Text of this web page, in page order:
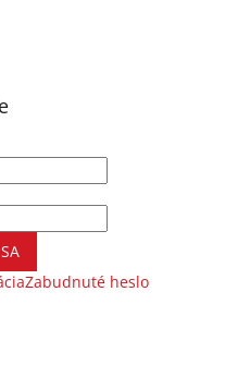
Zabudnuté heslo